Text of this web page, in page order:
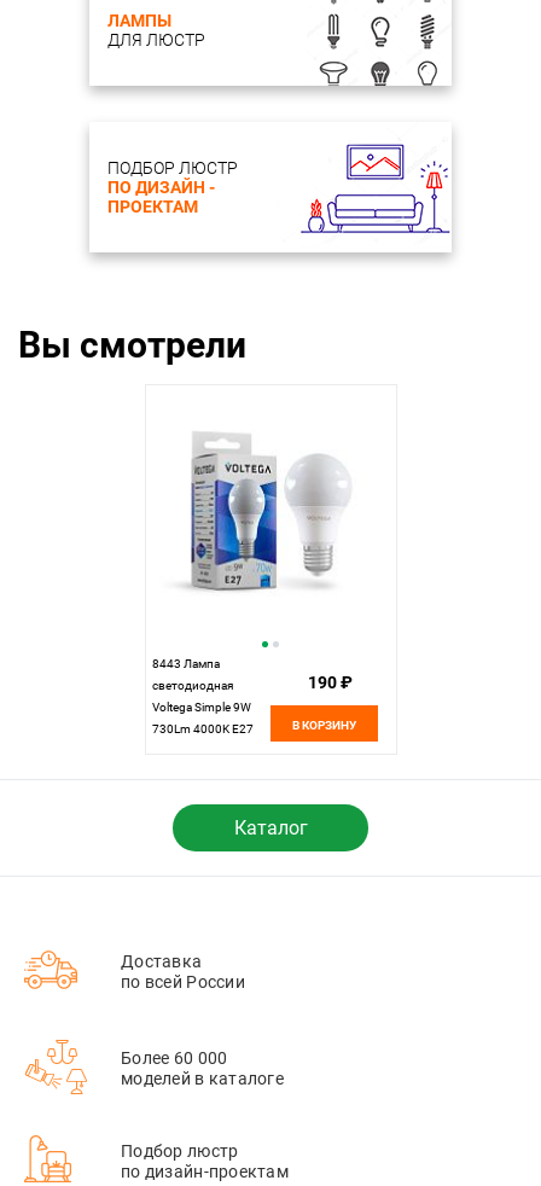
ЛАМПЫ
ДЛЯ ЛЮСТР
ПОДБОР ЛЮСТР
ПО ДИЗАЙН -
ПРОЕКТАМ
Вы смотрели
8443 Лампа
светодиодная
Voltega Simple 9W
730Lm 4000K E27
190 ₽
В КОРЗИНУ
Каталог
Доставка
по всей России
Более 60 000
моделей в каталоге
Подбор люстр
по дизайн-проектам